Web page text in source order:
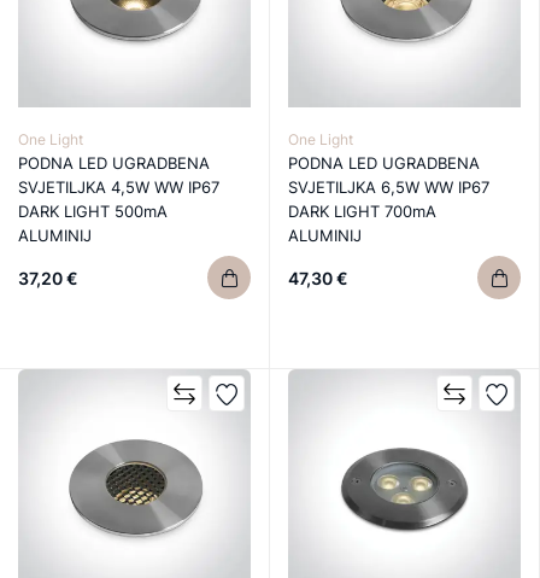
One Light
PODNA LED UGRADBENA
SVJETILJKA 4,5W WW IP67
DARK LIGHT 500mA
ALUMINIJ
37,20 €
One Light
PODNA LED UGRADBENA
SVJETILJKA 6,5W WW IP67
DARK LIGHT 700mA
ALUMINIJ
47,30 €